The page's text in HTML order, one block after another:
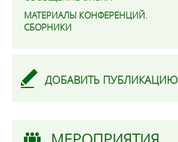
МАТЕРИАЛЫ КОНФЕРЕНЦИЙ.
СБОРНИКИ
ДОБАВИТЬ ПУБЛИКАЦИЮ